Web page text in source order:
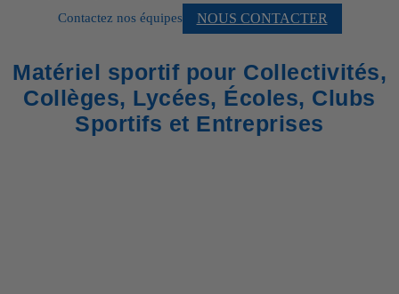
Contactez nos équipes NOUS CONTACTER
Matériel sportif pour Collectivités,
Collèges, Lycées, Écoles, Clubs
Sportifs et Entreprises